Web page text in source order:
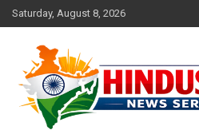
Skip
to
Saturday, August 8, 2026